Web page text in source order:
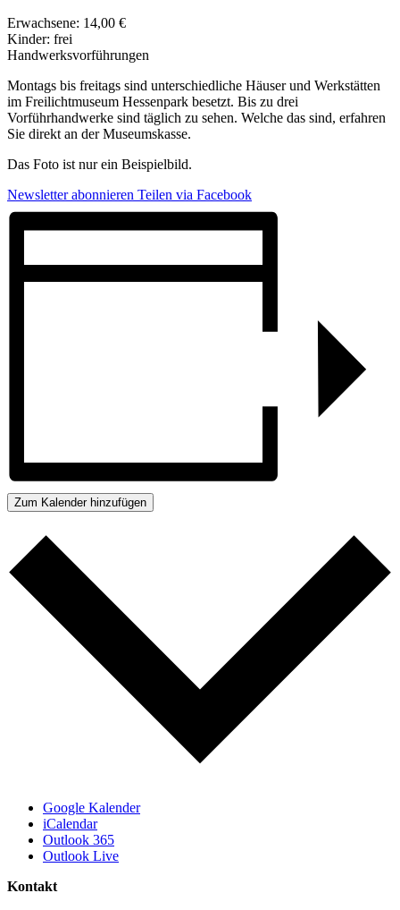
Erwachsene: 14,00 €
Kinder: frei
Handwerksvorführungen
Montags bis freitags sind unterschiedliche Häuser und Werkstätten
im Freilichtmuseum Hessenpark besetzt. Bis zu drei
Vorführhandwerke sind täglich zu sehen. Welche das sind, erfahren
Sie direkt an der Museumskasse.
Das Foto ist nur ein Beispielbild.
Newsletter abonnieren Teilen via Facebook
Zum Kalender hinzufügen
Google Kalender
iCalendar
Outlook 365
Outlook Live
Kontakt